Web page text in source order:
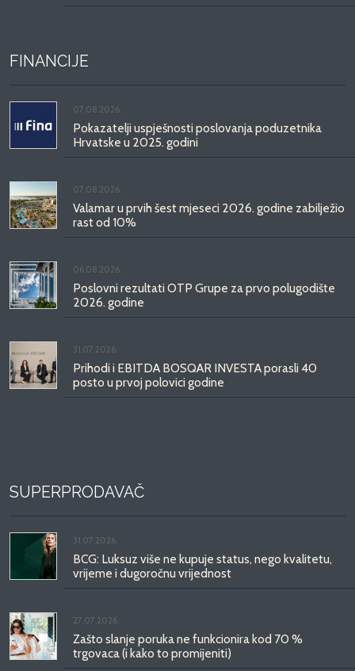
FINANCIJE
07.08.2026.
Pokazatelji uspješnosti poslovanja poduzetnika
Hrvatske u 2025. godini
07.08.2026.
Valamar u prvih šest mjeseci 2026. godine zabilježio
rast od 10%
06.08.2026.
Poslovni rezultati OTP Grupe za prvo polugodište
2026. godine
31.07.2026.
Prihodi i EBITDA BOSQAR INVESTA porasli 40
posto u prvoj polovici godine
SUPERPRODAVAČ
31.07.2026.
BCG: Luksuz više ne kupuje status, nego kvalitetu,
vrijeme i dugoročnu vrijednost
27.07.2026.
Zašto slanje poruka ne funkcionira kod 70 %
trgovaca (i kako to promijeniti)